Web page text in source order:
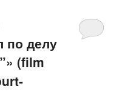
по делу
(film